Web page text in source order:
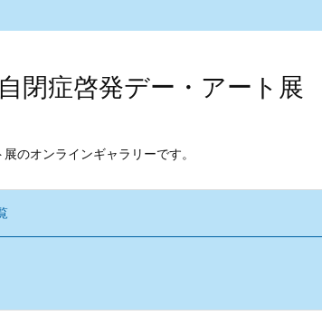
閉症啓発デー・アート
のオンラインギャラリーです。